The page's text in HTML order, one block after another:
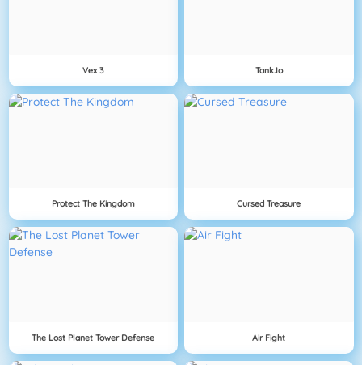
Vex 3 Tank.io
Protect The Kingdom Cursed Treasure
The Lost Planet Tower Defense Air Fight